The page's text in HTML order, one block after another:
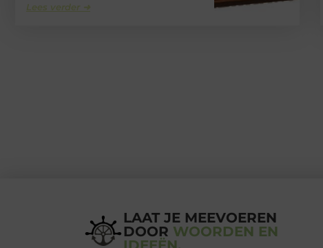
Lees verder ➜
LAAT JE MEEVOEREN
DOOR WOORDEN EN